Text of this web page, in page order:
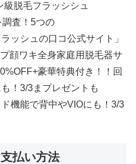
脱毛フラッシシュ
査！5つの
ッシュの口コ公式サイト」
顔ワキ全身家庭用脱毛器サ
豪華特典付き！！回
！3/3まプレゼントも
機能で背中やVIOにも！3/3
払い方法